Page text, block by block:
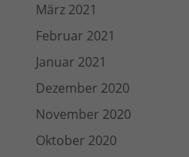
März 2021
Februar 2021
Januar 2021
Dezember 2020
November 2020
Oktober 2020